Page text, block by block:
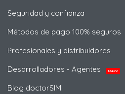
Seguridad y confianza
Métodos de pago 100% seguros
Profesionales y distribuidores
Desarrolladores - Agentes
NUEVO
Blog doctorSIM